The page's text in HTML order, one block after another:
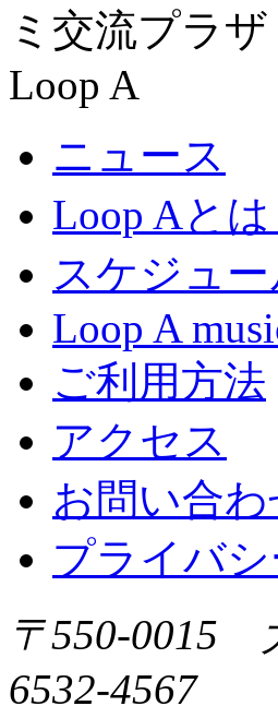
ニュース
Loop Aとは
スケジュ
Loop A
ご利用方法
アクセス
お問い合わ
プライバ
〒550-0015
6532-4567